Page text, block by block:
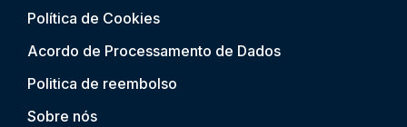
Política de Cookies
Acordo de Processamento de Dados
Politica de reembolso
Sobre nós